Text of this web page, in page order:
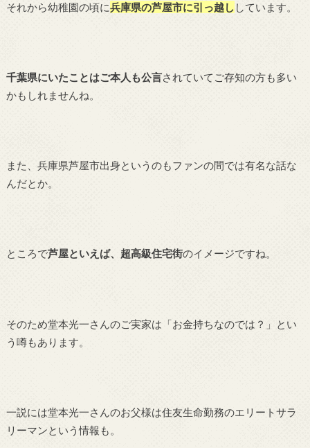
それから幼稚園の頃に兵庫県の芦屋市に引っ越し しています。
千葉県にいたことはご本人も公言されていてご存知の方も多い
かもしれませんね。
また、兵庫県芦屋市出身というのもファンの間では有名な話な
んだとか。
ところで芦屋といえば、超高級住宅街のイメージですね。
そのため堂本光一さんのご実家は「お金持ちなのでは？」とい
う噂もあります。
一説には堂本光一さんのお父様は住友生命勤務のエリートサラ
リーマンという情報も。